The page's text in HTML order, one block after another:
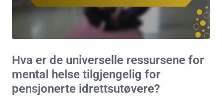
Hva er de universelle ressursene for
mental helse tilgjengelig for
pensjonerte idrettsutøvere?